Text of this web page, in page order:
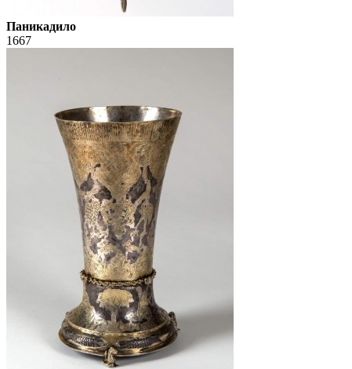
Паникадило
1667